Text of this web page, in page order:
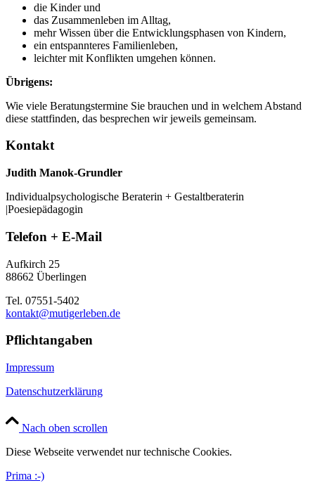
die Kinder und
das Zusammenleben im Alltag,
mehr Wissen über die Entwicklungsphasen von Kindern,
ein entspannteres Familienleben,
leichter mit Konflikten umgehen können.
Übrigens:
Wie viele Beratungstermine Sie brauchen und in welchem Abstand
diese stattfinden, das besprechen wir jeweils gemeinsam.
Kontakt
Judith Manok-Grundler
Individualpsychologische Beraterin + Gestaltberaterin
|Poesiepädagogin
Telefon + E-Mail
Aufkirch 25
88662 Überlingen
Tel. 07551-5402
kontakt@mutigerleben.de
Pflichtangaben
Impressum
Datenschutzerklärung
Nach oben scrollen
Diese Webseite verwendet nur technische Cookies.
Prima :-)